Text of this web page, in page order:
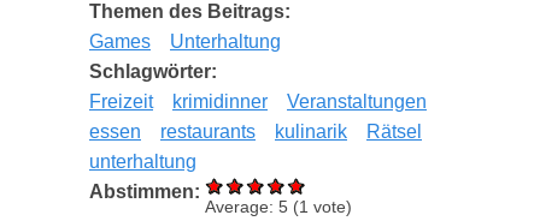
Themen des Beitrags:
Games
Unterhaltung
Schlagwörter:
Freizeit
krimidinner
Veranstaltungen
essen
restaurants kulinarik
Rätsel
unterhaltung
Abstimmen:
Average: 5 (1 vote)